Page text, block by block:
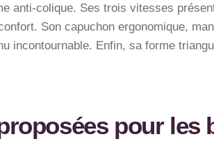
anti-colique. Ses trois vitesses
Son capuchon ergonomique,
incontournable. Enfin, sa forme
pour les